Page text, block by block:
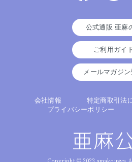
公式通販 亜麻
ご利用ガイ
メールマガジン
会社情報
特定商取引法
プライバシーポリシー
Copyright © 2023 amakousya